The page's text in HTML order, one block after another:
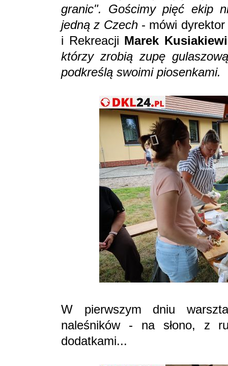
granic". Gościmy pięć ekip
jedną z Czech- mówi dyrektor
i Rekreacji Marek
którzy zrobią zupę
podkreślą swoimi piosenkami.
W pierwszym dniu
naleśników - na słono, z
dodatkami...